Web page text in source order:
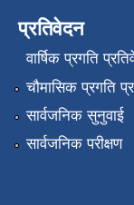
प्रतिवेदन
वार्षिक प्रगति
चौमासिक प्रगति
सार्वजनिक सुनुवाई
सार्वजनिक परीक्षण